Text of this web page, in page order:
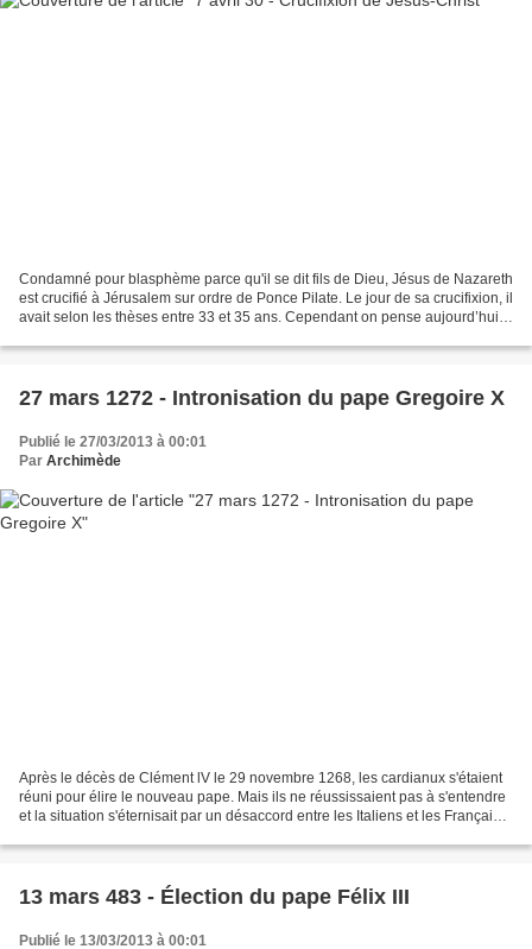
Condamné pour blasphème parce qu'il se dit fils de Dieu, Jésus de Nazareth
est crucifié à Jérusalem sur ordre de Ponce Pilate. Le jour de sa crucifixion, il
avait selon les thèses entre 33 et 35 ans. Cependant on pense aujourd’hui
27 mars 1272 - Intronisation du pape Gregoire X
Publié le 27/03/2013 à 00:01
Par Archimède
Après le décès de Clément lV le 29 novembre 1268, les cardianux s'étaient
réuni pour élire le nouveau pape. Mais ils ne réussissaient pas à s'entendre
et la situation s'éternisait par un désaccord entre les Italiens et les Français
13 mars 483 - Élection du pape Félix III
Publié le 13/03/2013 à 00:01